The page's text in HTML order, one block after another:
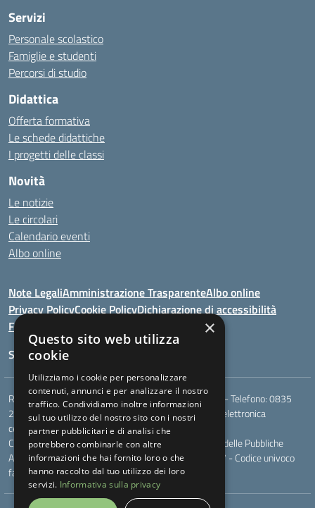
Servizi
Personale scolastico
Famiglie e studenti
Percorsi di studio
Didattica
Offerta formativa
Le schede didattiche
I progetti delle classi
Novità
Le notizie
Le circolari
Calendario eventi
Albo online
Note LegaliAmministrazione TrasparenteAlbo online
Privacy PolicyCookie PolicyDichiarazione di accessibilità
Feedback
Seguici su:
Rione Marco Polo, snc - 75024 Montescaglioso (MT) - Telefono:0835
207109- Email:mtic823003@istruzione.it- Posta elettronica
certificata (PEC):mtic823003@pec.istruzione.it
Codice meccanografico: MTIC823003 - Codice Indice delle Pubbliche
Amministrazioni (IPA): - Codice fiscale 93049170777 - Codice univoco
fatturazione elettronica (CUF): UF044V
×
Questo sito web utilizza
cookie
Utilizziamo i cookie per personalizzare
contenuti, annunci e per analizzare il nostro
traffico. Condividiamo inoltre informazioni
sul tuo utilizzo del nostro sito con i nostri
partner pubblicitari e di analisi che
potrebbero combinarle con altre
informazioni che hai fornito loro o che
hanno raccolto dal tuo utilizzo dei loro
servizi. Informativa sulla privacy